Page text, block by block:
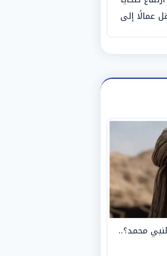
عمالًا إلى
محمد؟..